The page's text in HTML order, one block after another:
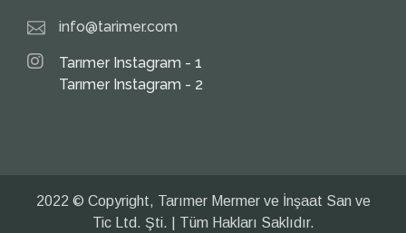
info@tarimer.com
Tarımer Instagram - 1
Tarımer Instagram - 2
2022 © Copyright, Tarımer Mermer ve İnşaat San ve
Tic Ltd. Şti. | Tüm Hakları Saklıdır.